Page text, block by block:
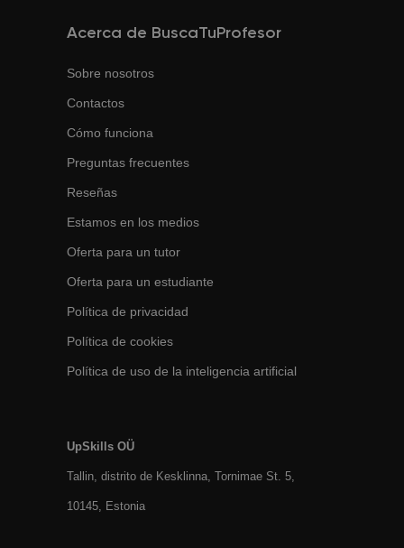
Acerca de BuscaTuProfesor
Sobre nosotros
Contactos
Cómo funciona
Preguntas frecuentes
Reseñas
Estamos en los medios
Oferta para un tutor
Oferta para un estudiante
Política de privacidad
Política de cookies
Política de uso de la inteligencia artificial
UpSkills OÜ
Tallin, distrito de Kesklinna, Tornimаe St. 5,
10145, Estonia